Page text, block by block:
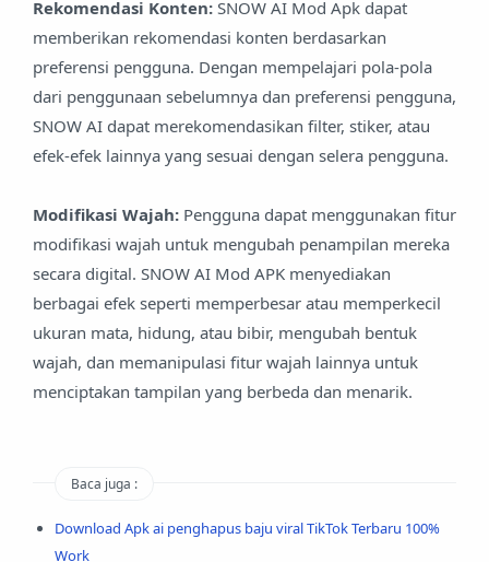
Rekomendasi Konten: SNOW AI Mod Apk dapat
memberikan rekomendasi konten berdasarkan
preferensi pengguna. Dengan mempelajari pola-pola
dari penggunaan sebelumnya dan preferensi pengguna,
SNOW AI dapat merekomendasikan filter, stiker, atau
efek-efek lainnya yang sesuai dengan selera pengguna.
Modifikasi Wajah: Pengguna dapat menggunakan fitur
modifikasi wajah untuk mengubah penampilan mereka
secara digital. SNOW AI Mod APK menyediakan
berbagai efek seperti memperbesar atau memperkecil
ukuran mata, hidung, atau bibir, mengubah bentuk
wajah, dan memanipulasi fitur wajah lainnya untuk
menciptakan tampilan yang berbeda dan menarik.
Baca juga :
Download Apk ai penghapus baju viral TikTok Terbaru 100%
Work